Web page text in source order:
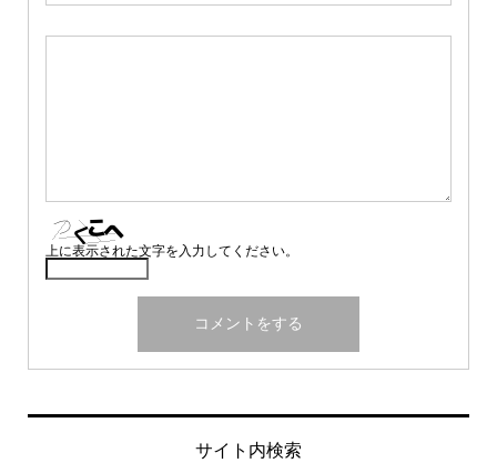
上に表示された文字を入力してください。
サイト内検索